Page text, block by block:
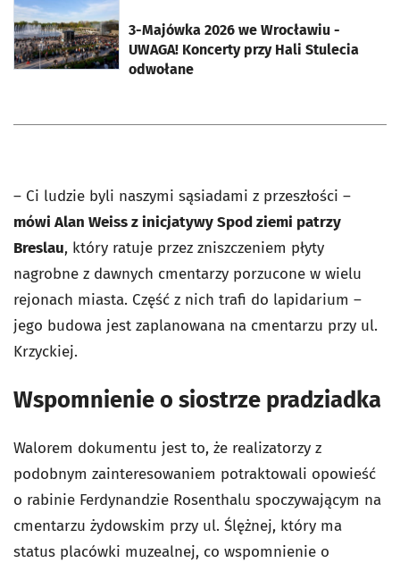
3-Majówka 2026 we Wrocławiu -
UWAGA! Koncerty przy Hali Stulecia
odwołane
otworzy się w nowej karcie
– Ci ludzie byli naszymi sąsiadami z przeszłości –
mówi Alan Weiss z inicjatywy Spod ziemi patrzy
Breslau, który ratuje przez zniszczeniem płyty
nagrobne z dawnych cmentarzy porzucone w wielu
rejonach miasta. Część z nich trafi do lapidarium –
jego budowa jest zaplanowana na cmentarzu przy ul.
Krzyckiej.
Wspomnienie o siostrze pradziadka
Walorem dokumentu jest to, że realizatorzy z
podobnym zainteresowaniem potraktowali opowieść
o rabinie Ferdynandzie Rosenthalu spoczywającym na
cmentarzu żydowskim przy ul. Ślężnej, który ma
status placówki muzealnej, co wspomnienie o